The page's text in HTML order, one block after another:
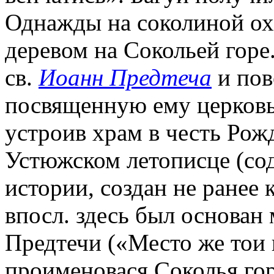
Однажды на соколиной
деревом на Сокольей
св. Иоанн Предтеча и
посвященную ему
устроив храм в честь
Устюжском летописце
истории, создан не
впосл. здесь был
Предтечи («Место же тои